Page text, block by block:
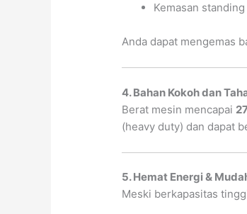
Kemasan
Anda dapat mengemas
4. Bahan Kokoh dan
Berat mesin mencapai
(heavy duty) dan dapat
5. Hemat Energi &
Meski berkapasitas